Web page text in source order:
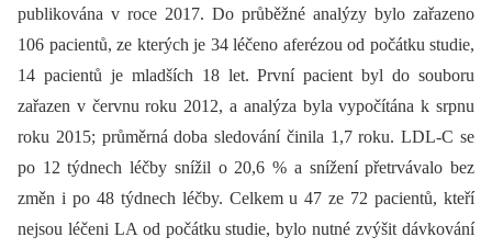
publikována v roce 2017. Do průběžné analýzy bylo zařazeno
106 pacientů, ze kterých je 34 léčeno aferézou od počátku studie,
14 pacientů je mladších 18 let. První pacient byl do souboru
zařazen v červnu roku 2012, a analýza byla vypočítána k srpnu
roku 2015; průměrná doba sledování činila 1,7 roku. LDL-C se
po 12 týdnech léčby snížil o 20,6 % a snížení přetrvávalo bez
změn i po 48 týdnech léčby. Celkem u 47 ze 72 pacientů, kteří
nejsou léčeni LA od počátku studie, bylo nutné zvýšit dávkování